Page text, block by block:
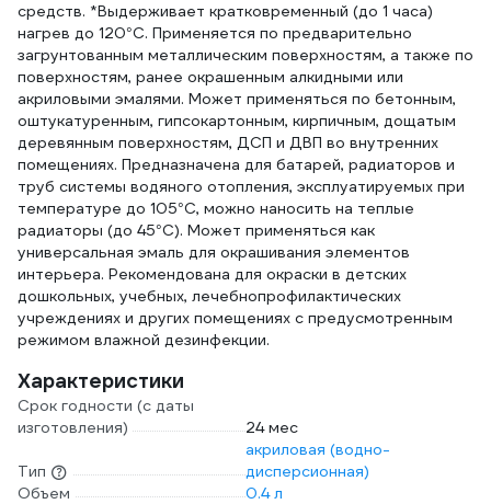
средств. *Выдерживает кратковременный (до 1 часа)
нагрев до 120°С. Применяется по предварительно
загрунтованным металлическим поверхностям, а также по
поверхностям, ранее окрашенным алкидными или
акриловыми эмалями. Может применяться по бетонным,
оштукатуренным, гипсокартонным, кирпичным, дощатым
деревянным поверхностям, ДСП и ДВП во внутренних
помещениях. Предназначена для батарей, радиаторов и
труб системы водяного отопления, эксплуатируемых при
температуре до 105°С, можно наносить на теплые
радиаторы (до 45°С). Может применяться как
универсальная эмаль для окрашивания элементов
интерьера. Рекомендована для окраски в детских
дошкольных, учебных, лечебнопрофилактических
учреждениях и других помещениях с предусмотренным
режимом влажной дезинфекции.
Характеристики
Срок годности (с даты
изготовления)
24 мес
Тип
акриловая (водно-
дисперсионная)
Объем
0.4 л